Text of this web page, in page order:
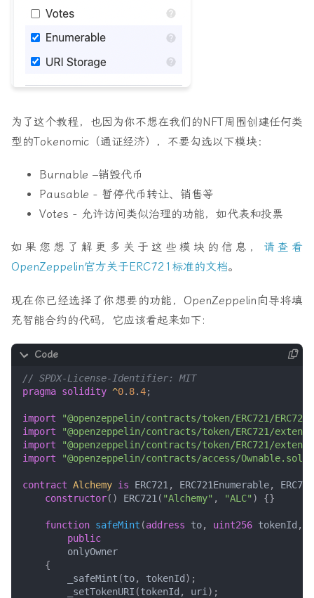
为了这个教程，也因为你不想在我们的NFT周围创建任何类
型的Tokenomic（通证经济），不要勾选以下模块：
Burnable –销毁代币
Pausable - 暂停代币转让、销售等
Votes - 允许访问类似治理的功能，如代表和投票
如果您想了解更多关于这些模块的信息， 请查看
OpenZeppelin官方关于ERC721标准的文档。
现在你已经选择了你想要的功能，OpenZeppelin向导将填
充智能合约的代码，它应该看起来如下:
pragma solidity ^0. 8.4;
import
"@openzeppelin/contracts/token/ERC721/
import
"@openzeppelin/contracts/token/ERC721/
import
"@openzeppelin/contracts/token/ERC721/
import
"@openzeppelin/contracts/access/Ownable.sol"
contract Alchemy is ERC721 , ERC721Enumerable,
constructor() ERC721 ( "Alchemy" , "ALC" ) {}
function safeMint (address to, uint256 tokenId ,
public
onlyOwner
{
_safeMint (to, tokenId);
_setTokenURI (tokenId , uri );